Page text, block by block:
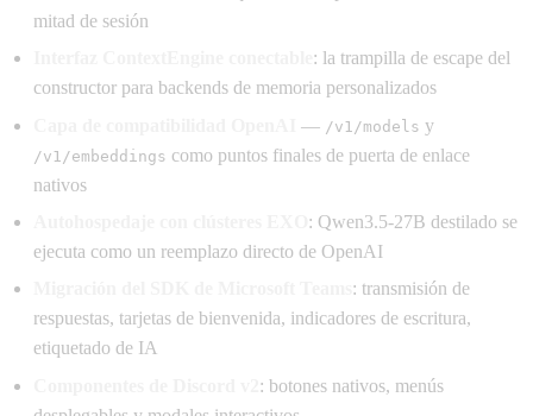
mitad de sesión
: la trampilla de escape del
constructor para backends de memoria personalizados
— /v1/models y
/v1/embeddings como puntos finales de puerta de enlace
nativos
: Qwen3.5-27B destilado se
ejecuta como un reemplazo directo de OpenAI
: transmisión de
respuestas, tarjetas de bienvenida, indicadores de escritura,
etiquetado de IA
: botones nativos, menús